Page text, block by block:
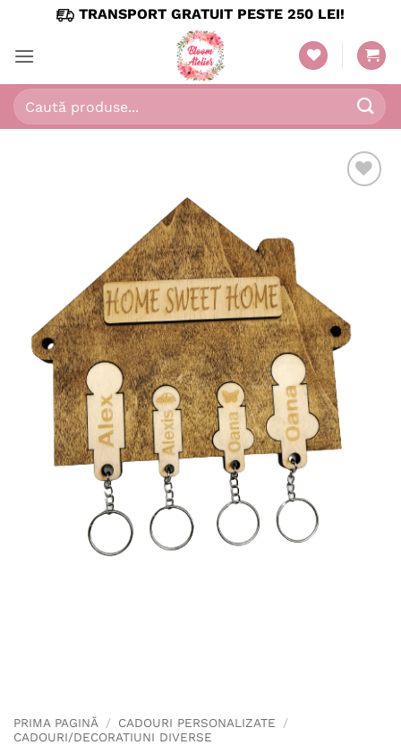
content
TRANSPORT GRATUIT PESTE 250 LEI!
Caută
după:
PRIMA PAGINĂ / CADOURI PERSONALIZATE
/
CADOURI/DECORATIUNI DIVERSE